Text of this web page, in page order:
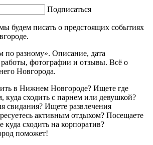
Подписаться
будем писать о предстоящих событиях
по разному». Описание, дата
фотографии и отзывы. Всё о
Новгорода.
в Нижнем Новгороде? Ищете где
куда сходить с парнем или девушкой?
свидания? Ищете развлечения
активным отдыхом? Посещаете
куда сходить на корпоратив?
поможет!